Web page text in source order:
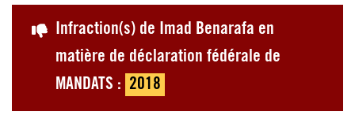
Infraction(s) de Imad Benarafa en
matière de déclaration fédérale de
MANDATS : 2018